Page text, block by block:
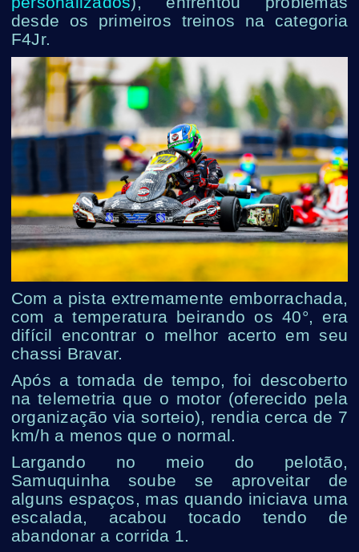
desde os primeiros treinos na categoria
F4Jr.
Com a pista extremamente emborrachada,
com a temperatura beirando os 40°, era
difícil encontrar o melhor acerto em seu
chassi Bravar.
Após a tomada de tempo, foi descoberto
na telemetria que o motor (oferecido pela
organização via sorteio), rendia cerca de 7
km/h a menos que o normal.
Largando no meio do pelotão,
Samuquinha soube se aproveitar de
alguns espaços, mas quando iniciava uma
escalada, acabou tocado tendo de
abandonar a corrida 1.